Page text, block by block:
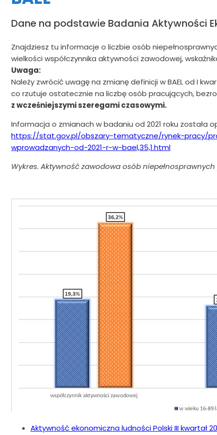
Dane na podstawie Badania Aktywności
Znajdziesz tu informacje o liczbie osób
wielkości współczynnika aktywności zawodowej,
Uwaga:
Należy zwrócić uwagę na zmianę definicji w BAEL od I
co rzutuje ostatecznie na liczbę osób pracujących,
z wcześniejszymi szeregami czasowymi.
Informacja o zmianach w badaniu od 2021 roku została
https://stat.gov.pl/obszary-tematyczne/rynek-pracy/
wprowadzanych-od-2021-r-w-bael,35,1.html
Wykres. Aktywność zawodowa osób
Aktywność ekonomiczna ludności Polski III kwartał